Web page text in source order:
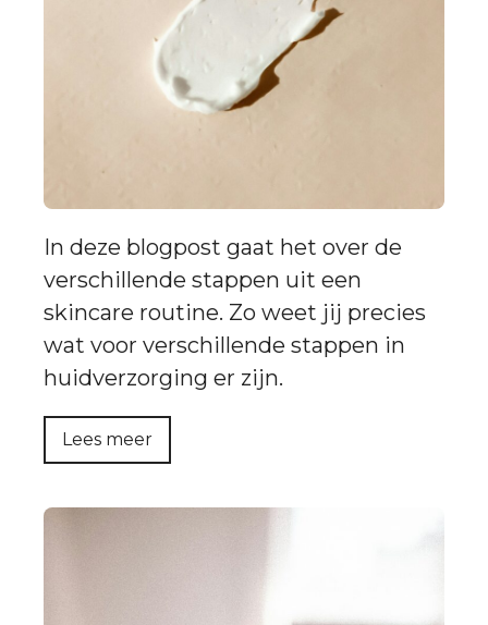
In deze blogpost gaat het over de
verschillende stappen uit een
skincare routine. Zo weet jij precies
wat voor verschillende stappen in
huidverzorging er zijn.
Lees meer